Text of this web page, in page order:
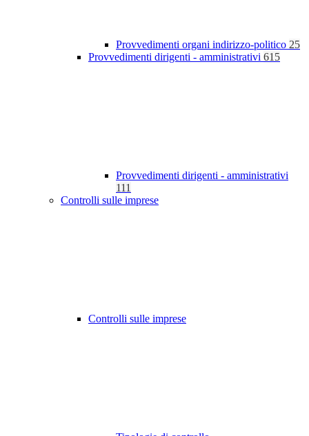
Provvedimenti organi indirizzo-politico 25
Provvedimenti dirigenti - amministrativi 615
Provvedimenti dirigenti - amministrativi
111
Controlli sulle imprese
Controlli sulle imprese